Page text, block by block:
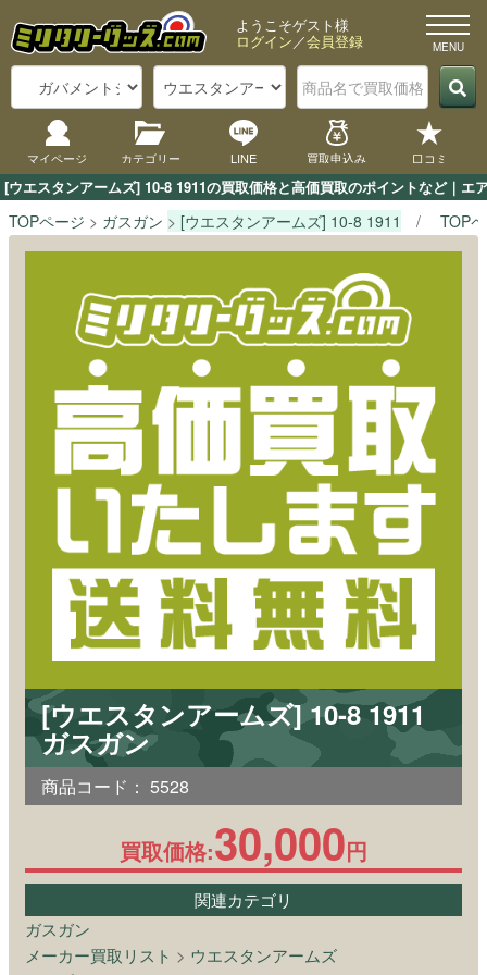
[ウエスタンアームズ] 10-8 1911の買取価格と高価買取のポイントなど｜
ようこそゲスト様
ログイン／会員登録
マイページ カテゴリー LINE 買取申込み 口コミ
TOPページ ガスガン [ウエスタンアームズ] 10-8 1911 TOP
[ウエスタンアームズ] 10-8 1911
ガスガン
商品コード： 5528
買取価格:30,000円
関連カテゴリ
ガスガン
メーカー買取リスト > ウエスタンアームズ